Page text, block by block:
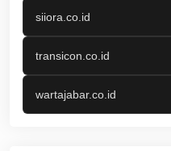
siiora.co.id
transicon.co.id
wartajabar.co.id